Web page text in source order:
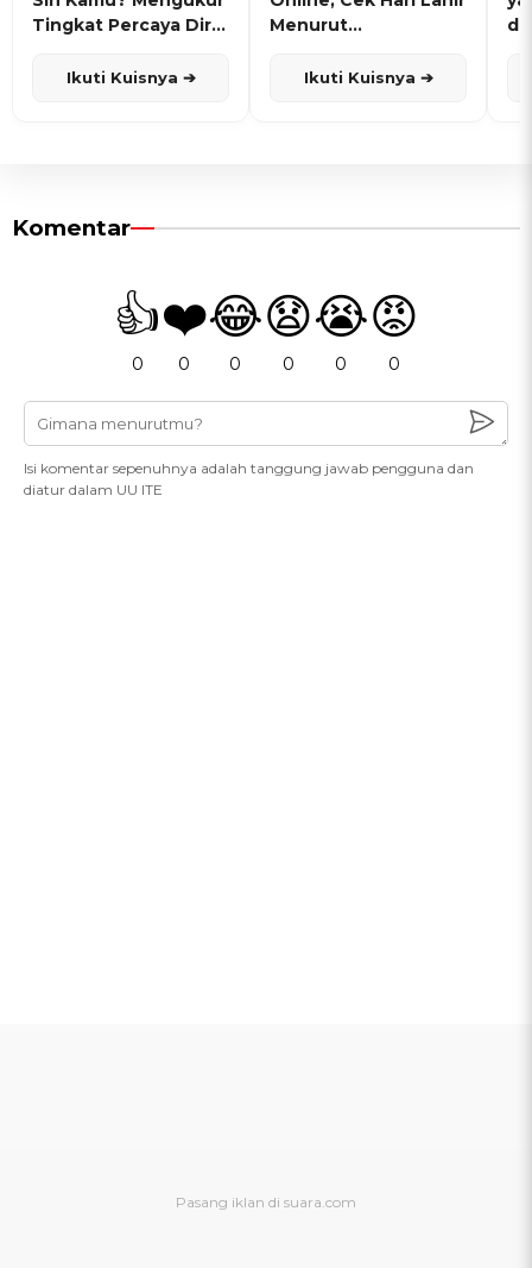
Tingkat Percaya Diri
Ikuti Kuisnya ➔
Menurut
Ikuti Kuisnya ➔
Komentar
👍
0
❤️
0
😂
0
😧
0
😭
0
😡
0
Isi komentar sepenuhnya adalah tanggung jawab pengguna dan
diatur dalam UU ITE